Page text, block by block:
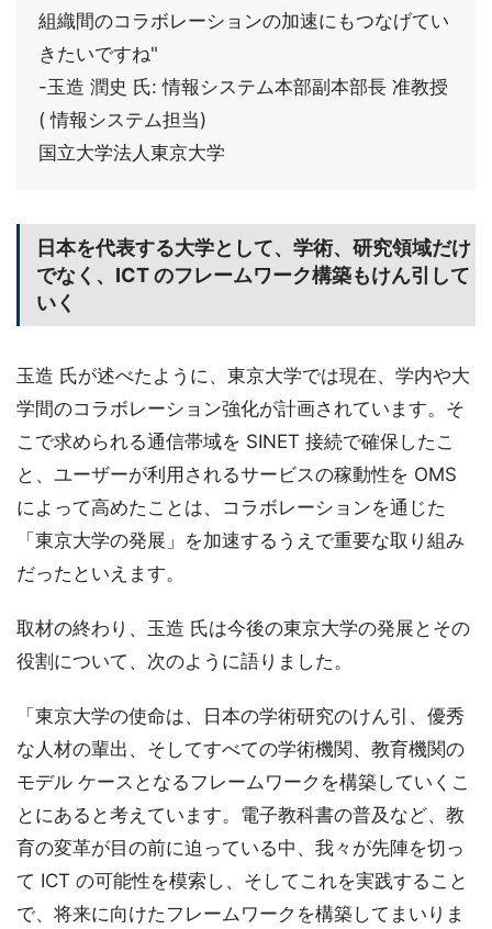
組織間のコラボレーションの加速にもつなげてい
きたいですね"
-玉造 潤史 氏: 情報システム本部副本部長 准教授
( 情報システム担当)
国立大学法人東京大学
日本を代表する大学として、学術、研究領域だけ
でなく、ICT のフレームワーク構築もけん引して
いく
玉造 氏が述べたように、東京大学では現在、学内や大
学間のコラボレーション強化が計画されています。そ
こで求められる通信帯域を SINET 接続で確保したこ
と、ユーザーが利用されるサービスの稼動性を OMS
によって高めたことは、コラボレーションを通じた
「東京大学の発展」を加速するうえで重要な取り組み
だったといえます。
取材の終わり、玉造 氏は今後の東京大学の発展とその
役割について、次のように語りました。
「東京大学の使命は、日本の学術研究のけん引、優秀
な人材の輩出、そしてすべての学術機関、教育機関の
モデル ケースとなるフレームワークを構築していくこ
とにあると考えています。電子教科書の普及など、教
育の変革が目の前に迫っている中、我々が先陣を切っ
て ICT の可能性を模索し、そしてこれを実践すること
で、将来に向けたフレームワークを構築してまいりま